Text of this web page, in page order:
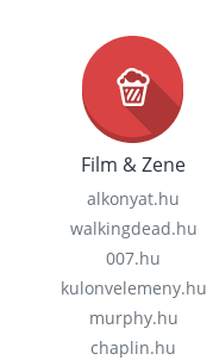
Film & Zene
alkonyat.hu
walkingdead.hu
007.hu
kulonvelemeny.hu
murphy.hu
chaplin.hu